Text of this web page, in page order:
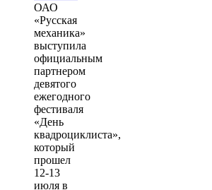
ОАО
«Русская
механика»
выступила
официальным
партнером
девятого
ежегодного
фестиваля
«День
квадроциклиста»,
который
прошел
12-13
июля в